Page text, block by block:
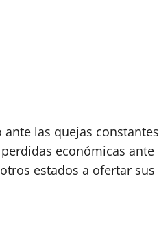
las quejas constantes
económicas ante
estados a ofertar sus